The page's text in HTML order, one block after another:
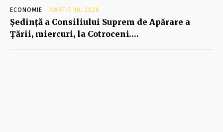
ECONOMIE MARTIE 10, 2026
Şedinţă a Consiliului Suprem de Apărare a
Ţării, miercuri, la Cotroceni….